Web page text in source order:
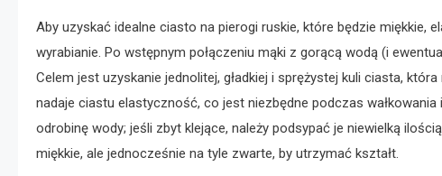
Aby uzyskać idealne ciasto na pierogi ruskie, które będzie miękkie,
wyrabianie. Po wstępnym połączeniu mąki z gorącą wodą (i
Celem jest uzyskanie jednolitej, gładkiej i sprężystej kuli ciasta,
nadaje ciastu elastyczność, co jest niezbędne podczas
odrobinę wody; jeśli zbyt klejące, należy podsypać je niewielką
miękkie, ale jednocześnie na tyle zwarte, by utrzymać kształt.